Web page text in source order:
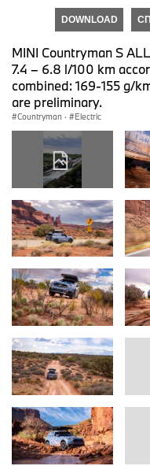
DOWNLOAD
MINI Countryman S
7.4 – 6.8 l/100 km
combined: 169-155 g/
are preliminary.
Countryman · Electric